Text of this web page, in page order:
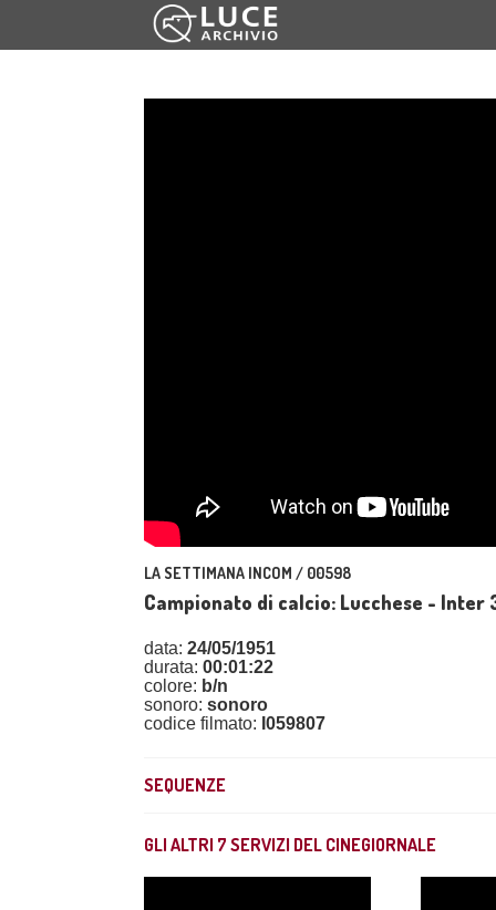
LA SETTIMANA INCOM / 00598
Campionato di calcio: Lucchese - Inter
data: 24/05/1951
durata: 00:01:22
colore: b/n
sonoro: sonoro
codice filmato: I059807
SEQUENZE
GLI ALTRI 7 SERVIZI DEL CINEGIORNALE